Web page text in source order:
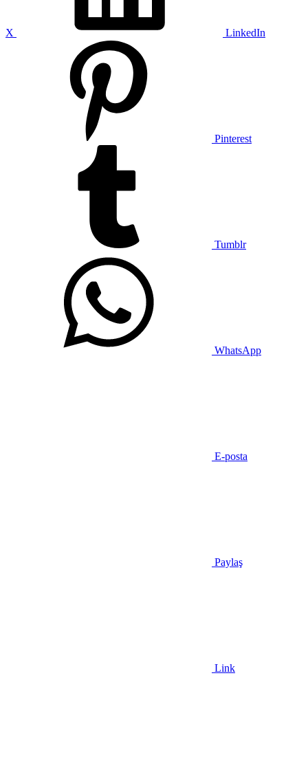
X LinkedIn
Pinterest
Tumblr
WhatsApp
E-posta
Paylaş
Link